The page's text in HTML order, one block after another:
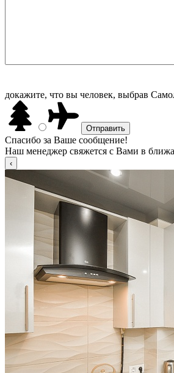
докажите, что вы человек, выбрав
Спасибо за Ваше сообщение!
Наш менеджер свяжется с Вами в